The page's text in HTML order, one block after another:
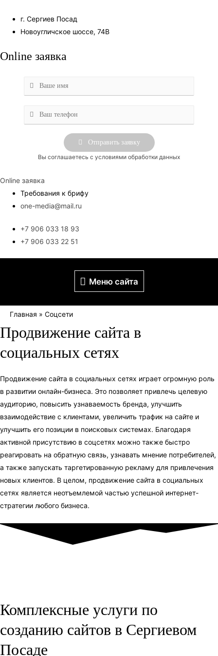
г. Сергиев Посад
Новоугличское шоссе, 74В
Online заявка
Вы соглашаетесь с условиями обработки данных
Online заявка
Требования к брифу
one-media@mail.ru
+7 906 033 18 93
+7 906 033 22 51
Меню
Меню сайта
Главная » Соцсети
Продвижение сайта в
социальных сетях
Продвижение сайта в социальных сетях играет огромную роль
в развитии онлайн-бизнеса. Это позволяет привлечь целевую
аудиторию, повысить узнаваемость бренда, улучшить
взаимодействие с клиентами, увеличить трафик на сайте и
улучшить его позиции в поисковых системах. Благодаря
активной присутствию в соцсетях можно также быстро
реагировать на обратную связь, узнавать мнение потребителей,
а также запускать таргетированную рекламу для привлечения
новых клиентов. В целом, продвижение сайта в социальных
сетях является неотъемлемой частью успешной интернет-
стратегии любого бизнеса.
Комплексные услуги по
созданию сайтов в Сергиевом
Посаде